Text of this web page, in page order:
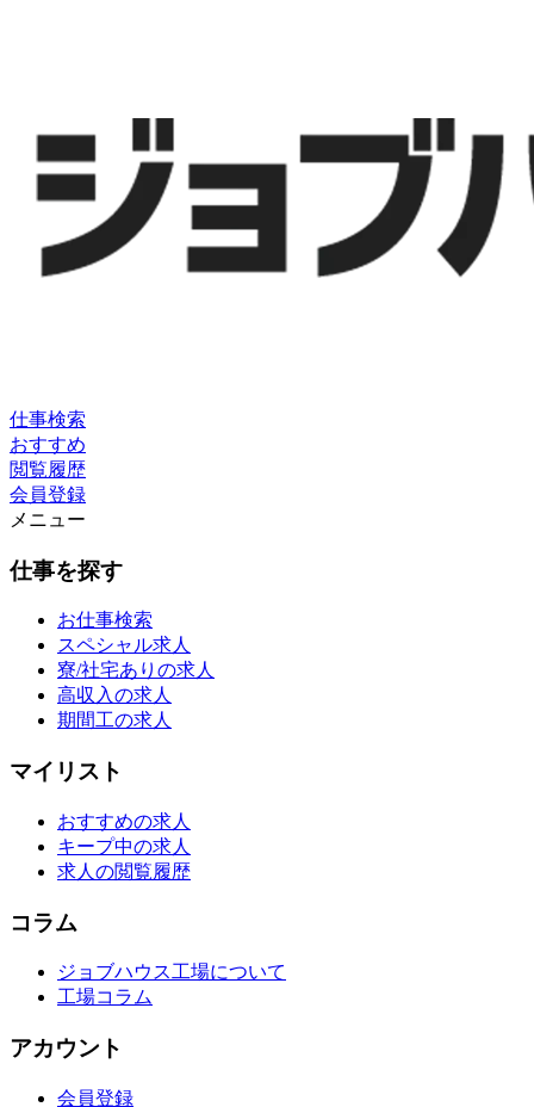
仕事検索
おすすめ
閲覧履歴
会員登録
メニュー
仕事を探す
お仕事検索
スペシャル求人
寮/社宅ありの求人
高収入の求人
期間工の求人
マイリスト
おすすめの求人
キープ中の求人
求人の閲覧履歴
コラム
ジョブハウス工場について
工場コラム
アカウント
会員登録